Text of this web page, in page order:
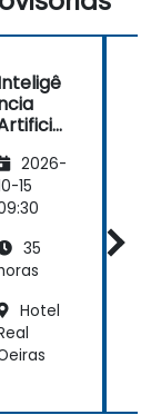
e
2026-
15
35
Hotel